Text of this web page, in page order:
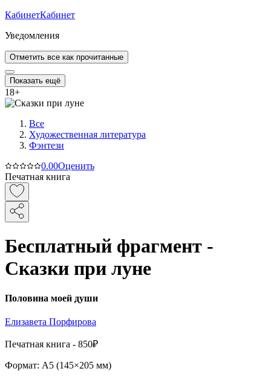
КабинетКабинет
Уведомления
Отметить все как прочитанные
Показать ещё
18+
Все
Художественная литература
Фэнтези
0.00Оценить
Печатная книга
Бесплатный фрагмент -
Сказки при луне
Половина моей души
Елизавета Порфирова
Печатная книга - 850₽
Формат: A5 (145×205 мм)